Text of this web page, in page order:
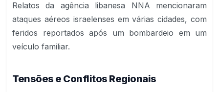
Relatos da agência libanesa NNA mencionaram
ataques aéreos israelenses em várias cidades, com
feridos reportados após um bombardeio em um
veículo familiar.
Tensões e Conflitos Regionais